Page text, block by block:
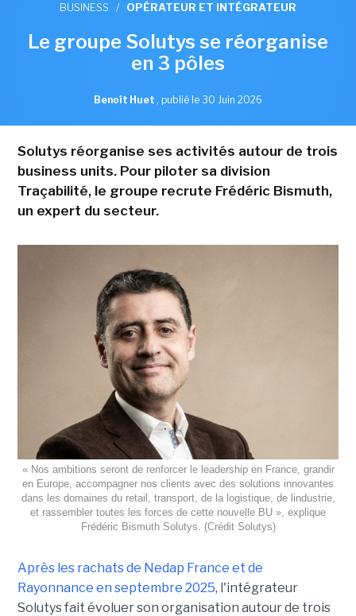
BUSINESS / OPÉRATEUR ET INTÉGRATEUR
Le groupe Solutys se réorganise
en 3 pôles
Benoît Huet , publié le 30 Juin 2026
Solutys réorganise ses activités autour de trois
business units. Pour piloter sa division
Traçabilité, le groupe recrute Frédéric Bismuth,
un expert du secteur.
« Nos ambitions seront de renforcer le leadership en France, grandir
en Europe, accompagner nos clients avec des solutions innovantes
dans les domaines du retail, transport, de la logistique, de lindustrie,
et rassembler toutes les forces de cette nouvelle BU », explique
Frédéric Bismuth Solutys. (Crédit Solutys)
Après les rachats de Nedap France et de
Rayonnance en septembre 2025, l'intégrateur
Solutys fait évoluer son organisation autour de trois